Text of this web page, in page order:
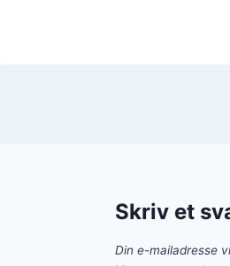
Skriv et
Din e-mailadresse